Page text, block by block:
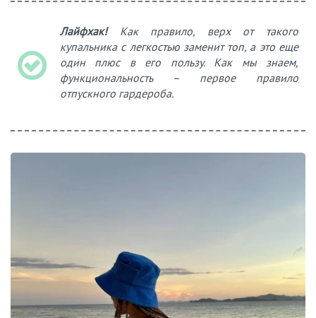
Лайфхак!Как правило, верх от такого
купальника с легкостью заменит топ, а это еще
один плюс в его пользу. Как мы знаем,
функциональность – первое правило
отпускного гардероба.